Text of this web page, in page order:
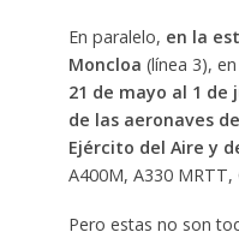
En paralelo, en la
Moncloa (línea 3),
21 de mayo al 1
de las aeronaves
Ejército del Aire y
A400M, A330 MRTT,
Pero estas no son